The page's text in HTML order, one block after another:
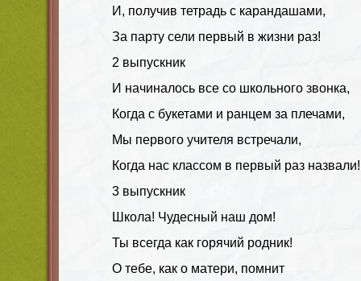
И, получив тетрадь с карандашами,
За парту сели первый в жизни раз!
2 выпускник
И начиналось все со школьного звонка,
Когда с букетами и ранцем за плечами,
Мы первого учителя встречали,
Когда нас классом в первый раз назвали!
3 выпускник
Школа! Чудесный наш дом!
Ты всегда как горячий родник!
О тебе, как о матери, помнит